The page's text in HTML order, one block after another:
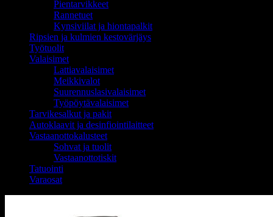
Pientarvikkeet
Rannetuet
Kynsiviilat ja hiontapalkit
Ripsien ja kulmien kestovärjäys
Työtuolit
Valaisimet
Lattiavalaisimet
Meikkivalot
Suurennuslasivalaisimet
Työpöytävalaisimet
Tarvikesalkut ja pakit
Autoklaavit ja desinfiointilaitteet
Vastaanottokalusteet
Sohvat ja tuolit
Vastaanottotiskit
Tatuointi
Varaosat